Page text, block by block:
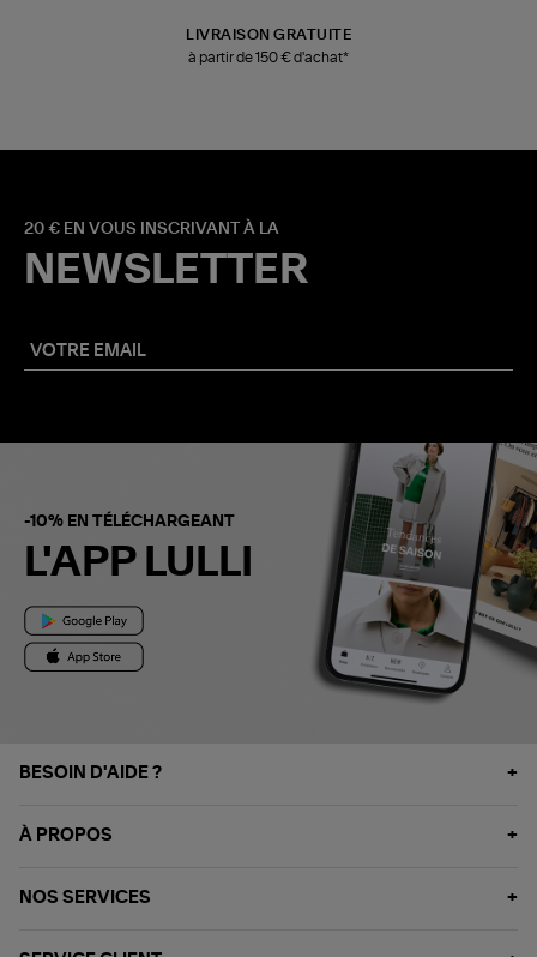
LIVRAISON GRATUITE
à partir de 150 € d'achat*
20 € EN VOUS INSCRIVANT À LA
NEWSLETTER
-10% EN TÉLÉCHARGEANT
L'APP LULLI
BESOIN D'AIDE ?
À PROPOS
NOS SERVICES